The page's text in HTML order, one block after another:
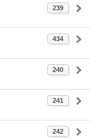
239
434
240
241
242